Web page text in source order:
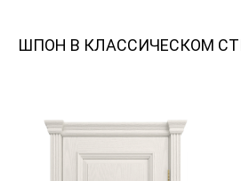
ШПОН В КЛАССИЧЕСКОМ